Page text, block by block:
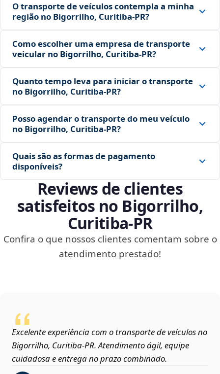
O transporte de veículos contempla a minha
região no Bigorrilho, Curitiba‑PR?
Como escolher uma empresa de transporte
veicular no Bigorrilho, Curitiba‑PR?
Quanto tempo leva para iniciar o transporte
no Bigorrilho, Curitiba‑PR?
Posso agendar o transporte do meu veículo
no Bigorrilho, Curitiba‑PR?
Quais são as formas de pagamento
disponíveis?
Reviews de clientes
satisfeitos no Bigorrilho,
Curitiba‑PR
Confira o que nossos clientes comentam sobre o
atendimento prestado!
Excelente experiência com o transporte de veículos no
Bigorrilho, Curitiba‑PR. Atendimento ágil, equipe
cuidadosa e entrega no prazo combinado.